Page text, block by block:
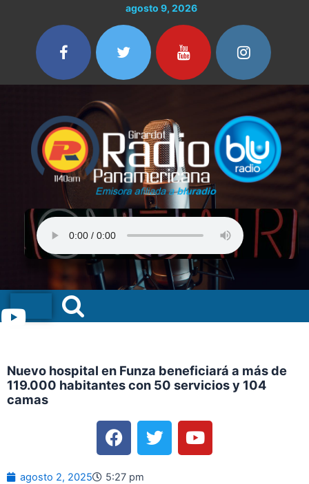
contenido
agosto 9, 2026
Menu
Nuevo hospital en Funza beneficiará a más de
119.000 habitantes con 50 servicios y 104
camas
F
a
c
e
T
w
i
Y
o
u
agosto 2, 2025 5:27 pm